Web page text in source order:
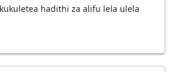
hadithi za alifu lela ulela